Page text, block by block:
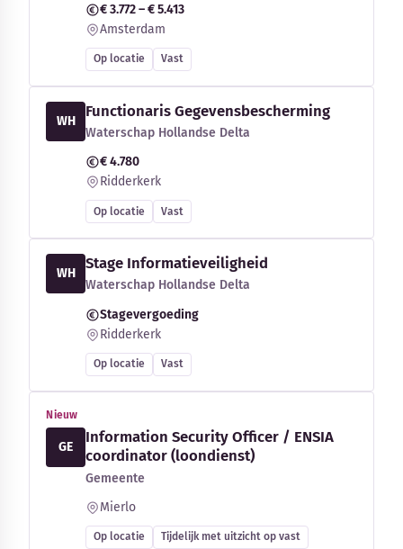
€ 3.772 – € 5.413
Amsterdam
Op locatie Vast
WH
Functionaris Gegevensbescherming
Waterschap Hollandse Delta
€ 4.780
Ridderkerk
Op locatie Vast
WH
Stage Informatieveiligheid
Waterschap Hollandse Delta
Stagevergoeding
Ridderkerk
Op locatie Vast
Nieuw
GE
Information Security Officer / ENSIA
coordinator (loondienst)
Gemeente
Mierlo
Op locatie Tijdelijk met uitzicht op vast